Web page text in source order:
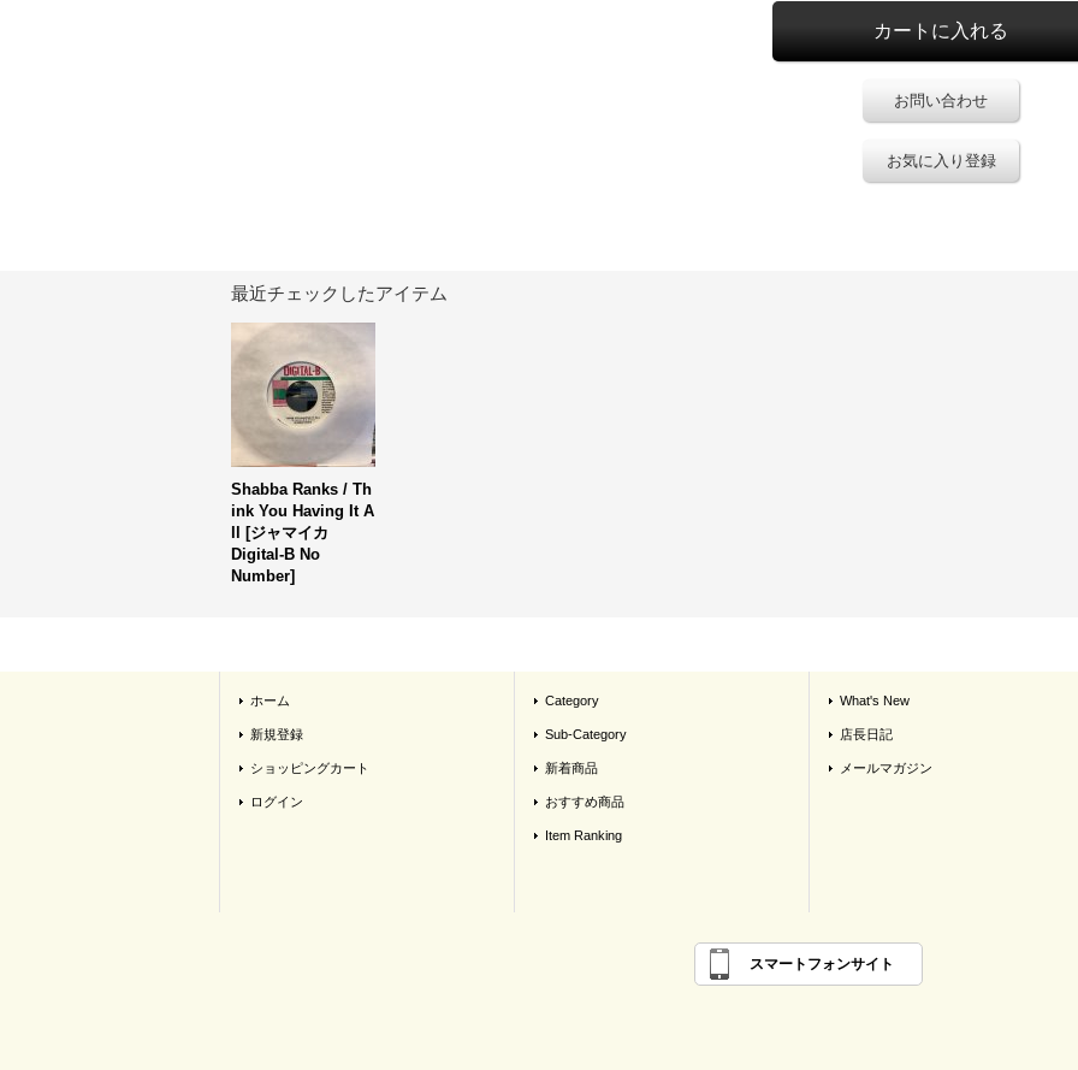
お問い合わせ
お気に入り登録
最近チェックしたアイテム
Shabba Ranks / Th
ink You Having It A
[ジャマイカ
Digital-B No
Number]
ホーム
新規登録
ショッピングカート
ログイン
Category
Sub-Category
新着商品
おすすめ商品
Item Ranking
What's New
店長日記
メールマガジン
スマートフォンサイト